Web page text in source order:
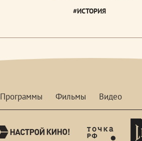
#ИСТОРИЯ
Программы Фильмы Видео
nastroykino